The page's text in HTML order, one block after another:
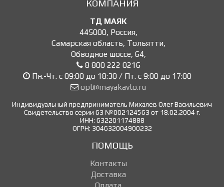
КОМПАНИЯ
ТД МАЯК
445000, Россия,
Самарская область, Тольятти,
Обводное шоссе, 64,
8 800 222 0216
Пн.-Чт. с 09:00 до 18:30 / Пт. с 9:00 до 17:00
opt@mayakavto.ru
Индивидуальный предприниматель Михалев Олег Васильевич
Свидетельство серии 63 №002124563 от 18.02.2004 г.
ИНН: 632201174888
ОГРН: 304632004900232
ПОМОЩЬ
Контакты
Доставка